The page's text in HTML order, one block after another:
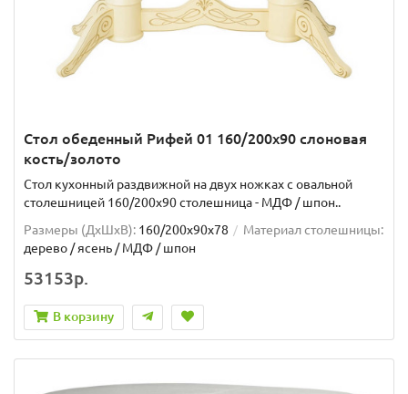
Стол обеденный Рифей 01 160/200х90 слоновая
кость/золото
Стол кухонный раздвижной на двух ножках с овальной
столешницей 160/200х90 столешница - МДФ / шпон..
Размеры (ДхШxВ): 160/200х90х78
Материал столешницы:
дерево / ясень / МДФ / шпон
53153р.
В корзину